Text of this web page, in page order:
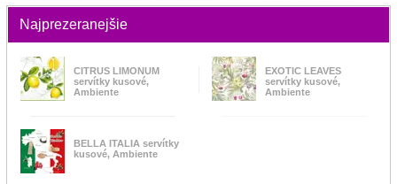
Najprezeranejšie
CITRUS LIMONUM
servítky kusové,
Ambiente
EXOTIC LEAVES
servítky kusové,
Ambiente
BELLA ITALIA servítky
kusové, Ambiente